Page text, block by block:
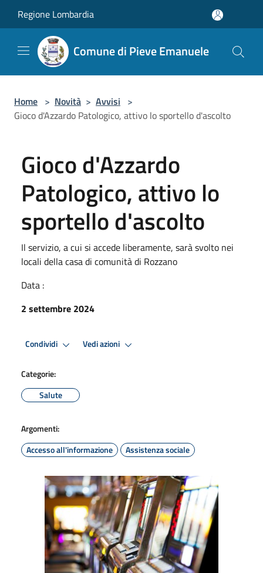
Regione Lombardia
Comune di Pieve Emanuele
Home > Novità > Avvisi >
Gioco d'Azzardo Patologico, attivo lo sportello d'ascolto
Gioco d'Azzardo
Patologico, attivo lo
sportello d'ascolto
Il servizio, a cui si accede liberamente, sarà svolto nei
locali della casa di comunità di Rozzano
Data :
2 settembre 2024
Condividi Vedi azioni
Categorie:
Salute
Argomenti:
Accesso all'informazione
Assistenza sociale